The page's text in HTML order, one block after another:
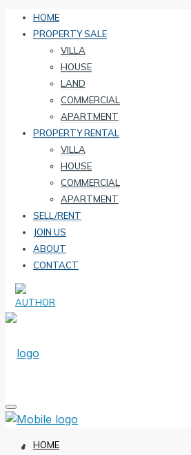
HOME
PROPERTY SALE
VILLA
HOUSE
LAND
COMMERCIAL
APARTMENT
PROPERTY RENTAL
VILLA
HOUSE
COMMERCIAL
APARTMENT
SELL/RENT
JOIN US
ABOUT
CONTACT
HOME